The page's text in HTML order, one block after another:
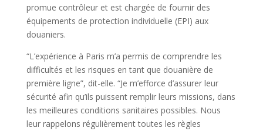
promue contrôleur et est chargée de fournir des
équipements de protection individuelle (EPI) aux
douaniers.
“L’expérience à Paris m’a permis de comprendre les
difficultés et les risques en tant que douanière de
première ligne”, dit-elle. “Je m’efforce d’assurer leur
sécurité afin qu’ils puissent remplir leurs missions, dans
les meilleures conditions sanitaires possibles. Nous
leur rappelons régulièrement toutes les règles